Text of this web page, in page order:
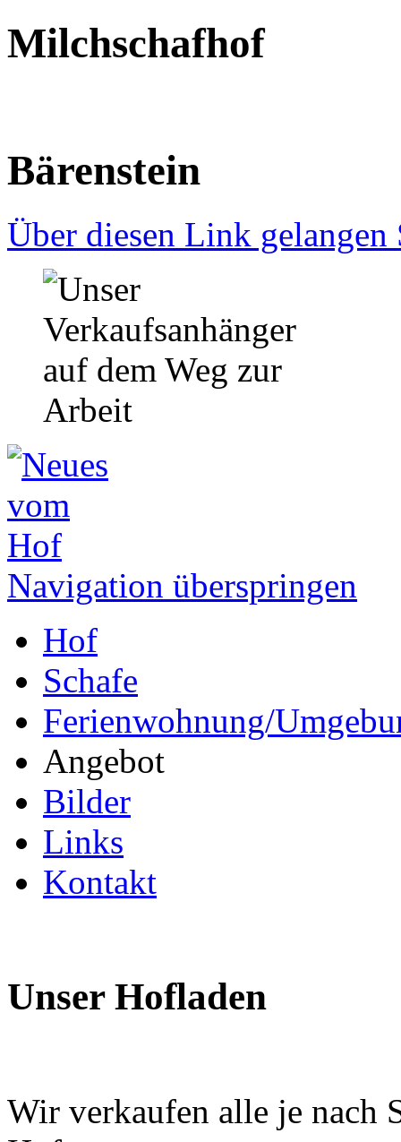
Milchschafhof
Bärenstein
Über diesen Link
Navigation überspringen
Hof
Schafe
Ferienwohnung/
Angebot
Bilder
Links
Kontakt
Unser Hofladen
Wir verkaufen alle je nach